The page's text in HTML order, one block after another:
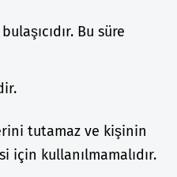
Bu süre
tutamaz ve kişinin
kullanılmamalıdır.